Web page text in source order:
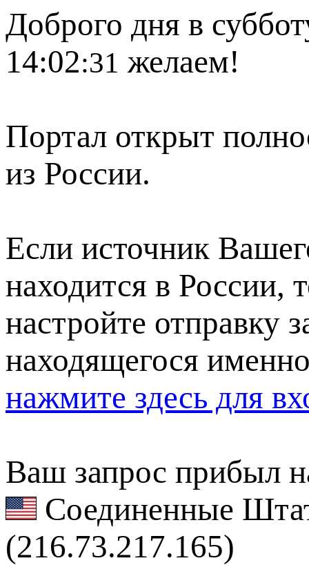
Доброго дня в
14:02:31 желаем!
Портал открыт
из России.
Если источник
находится в России,
настройте отправку
находящегося
нажмите здесь для
Ваш запрос прибыл
Соединенные
(216.73.217.165)